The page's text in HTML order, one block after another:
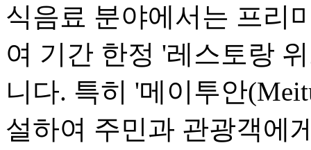
식음료 분야에서는 프리
여 기간 한정 '레스토랑
니다. 특히 '메이투안
설하여 주민과 관광객에